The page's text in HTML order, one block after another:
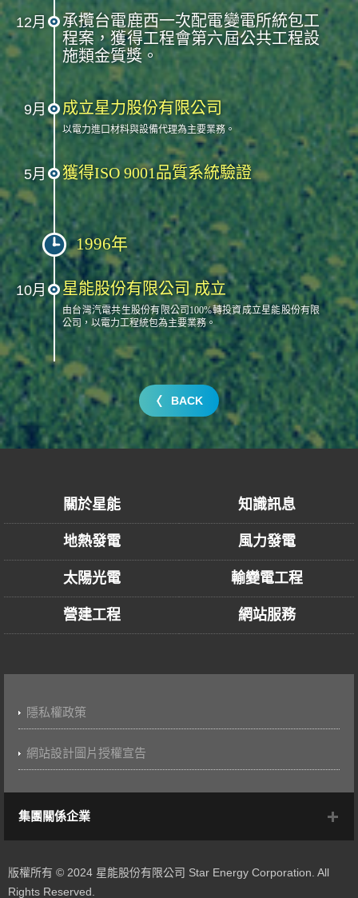
12月
承攬台電鹿西一次配電變電所統包工
程案，獲得工程會第六屆公共工程設
施類金質獎。
9月 成立星力股份有限公司
以電力進口材料與設備代理為主要業務。
5月 獲得ISO 9001品質系統驗證
1996年
10月 星能股份有限公司 成立
由台灣汽電共生股份有限公司100%轉投資成立星能股份有限
公司，以電力工程統包為主要業務。
BACK
關於星能 知識訊息
地熱發電 風力發電
太陽光電 輸變電工程
營建工程 網站服務
隱私權政策
網站設計圖片授權宣告
集團關係企業
版權所有 © 2024 星能股份有限公司 Star Energy Corporation. All
Rights Reserved.